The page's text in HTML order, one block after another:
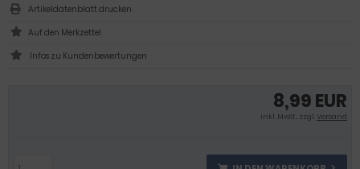
8,99 EUR
inkl .MwSt., zzgl.Versand
Artikeldatenblatt drucken
Infos zu Kundenbewertungen